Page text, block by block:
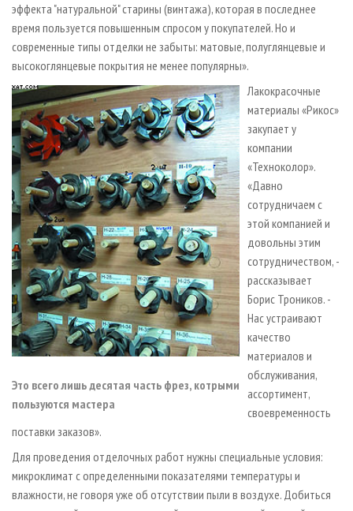
эффекта "натуральной" старины (винтажа), которая в последнее
время пользуется повышенным спросом у покупателей. Но и
современные типы отделки не забыты: матовые, полуглянцевые и
высокоглянцевые покрытия не менее популярны».
Это всего лишь десятая часть фрез, котрыми
пользуются мастера
Лакокрасочные
материалы «Рикос»
закупает у
компании
«Техноколор».
«Давно
сотрудничаем с
этой компанией и
довольны этим
сотрудничеством, -
рассказывает
Борис Троников. -
Нас устраивают
качество
материалов и
обслуживания,
ассортимент,
своевременность
поставки заказов».
Для проведения отделочных работ нужны специальные условия:
микроклимат с определенными показателями температуры и
влажности, не говоря уже об отсутствии пыли в воздухе. Добиться